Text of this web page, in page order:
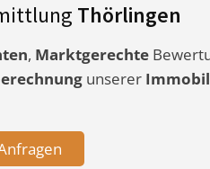
Thörlingen
, Marktgerechte
unserer